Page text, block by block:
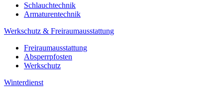
Schlauchtechnik
Armaturentechnik
Werkschutz & Freiraumausstattung
Freiraumausstattung
Absperrpfosten
Werkschutz
Winterdienst